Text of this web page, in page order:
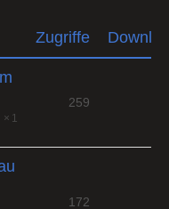
Zugriffe
1
259
172